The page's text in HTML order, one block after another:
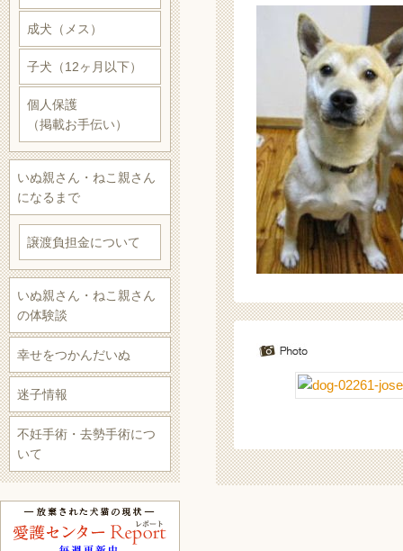
成犬（メス）
子犬（12ヶ月以下）
個人保護
（掲載お手伝い）
いぬ親さん・ねこ親さん
になるまで
譲渡負担金について
いぬ親さん・ねこ親さん
の体験談
幸せをつかんだいぬ
迷子情報
不妊手術・去勢手術につ
いて